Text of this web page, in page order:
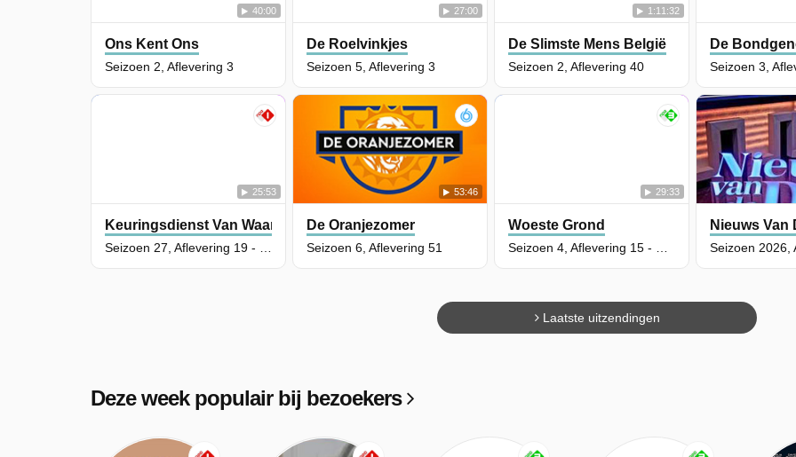
40:00
Ons Kent Ons
Seizoen 2, Aflevering 3
27:00
De Roelvinkjes
Seizoen 5, Aflevering 3
25:53
Keuringsdienst Van Waarde
Seizoen 27, Aflevering 19 - Thee met smaak
53:46
De Oranjezomer
Seizoen 6, Aflevering 51
1:11:32
De Slimste Mens België
Seizoen 2, Aflevering 40
De
Seizoen 3,
29:33
Woeste Grond
Seizoen 4, Aflevering 15 - Blauwtong
Nieuws Van
Seizoen 2026,
Laatste uitzendingen
Deze week populair bij bezoekers